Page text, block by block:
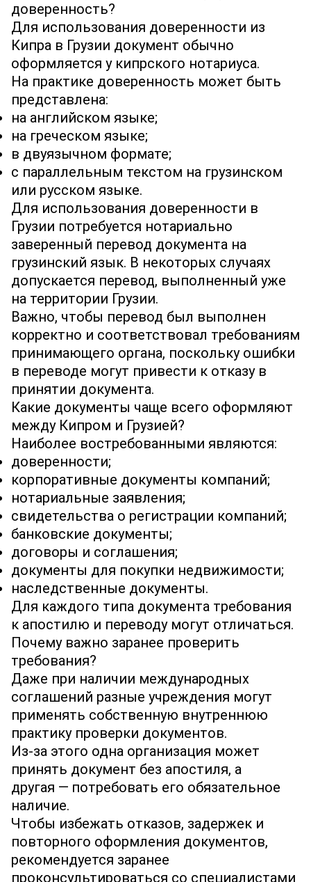
доверенность?
Для использования доверенности из
Кипра в Грузии документ обычно
оформляется у кипрского нотариуса.
На практике доверенность может быть
представлена:
на английском языке;
на греческом языке;
в двуязычном формате;
с параллельным текстом на грузинском
или русском языке.
Для использования доверенности в
Грузии потребуется нотариально
заверенный перевод документа на
грузинский язык. В некоторых случаях
допускается перевод, выполненный уже
на территории Грузии.
Важно, чтобы перевод был выполнен
корректно и соответствовал требованиям
принимающего органа, поскольку ошибки
в переводе могут привести к отказу в
принятии документа.
Какие документы чаще всего оформляют
между Кипром и Грузией?
Наиболее востребованными являются:
доверенности;
корпоративные документы компаний;
нотариальные заявления;
свидетельства о регистрации компаний;
банковские документы;
договоры и соглашения;
документы для покупки недвижимости;
наследственные документы.
Для каждого типа документа требования
к апостилю и переводу могут отличаться.
Почему важно заранее проверить
требования?
Даже при наличии международных
соглашений разные учреждения могут
применять собственную внутреннюю
практику проверки документов.
Из‐за этого одна организация может
принять документ без апостиля, а
другая — потребовать его обязательное
наличие.
Чтобы избежать отказов, задержек и
повторного оформления документов,
рекомендуется заранее
проконсультироваться со специалистами